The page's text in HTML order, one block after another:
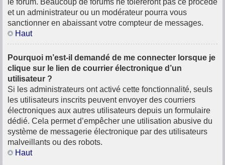
le forum. Beaucoup de forums ne toléreront pas ce procédé
et un administrateur ou un modérateur pourra vous
sanctionner en abaissant votre compteur de messages.
Haut
Pourquoi m’est-il demandé de me connecter lorsque je
clique sur le lien de courrier électronique d’un
utilisateur ?
Si les administrateurs ont activé cette fonctionnalité, seuls
les utilisateurs inscrits peuvent envoyer des courriers
électroniques aux autres utilisateurs depuis un formulaire
dédié. Cela permet d’empêcher une utilisation abusive du
système de messagerie électronique par des utilisateurs
malveillants ou des robots.
Haut